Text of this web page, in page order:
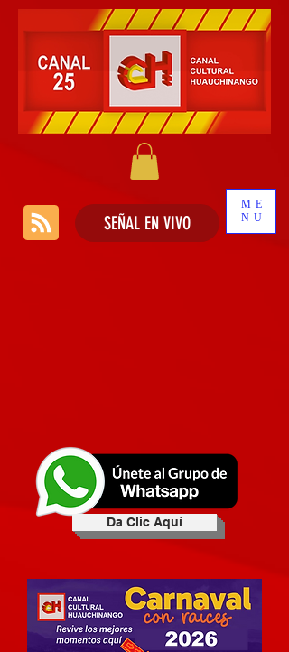
ME
NU
SEÑAL EN VIVO
Da Clic Aquí